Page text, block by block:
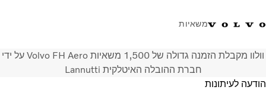
משאיות
טלפון: 077-9978867 ווטסאפהתחבר לאזור אישי ישראל
וולוו מקבלת הזמנה גדולה של 1,500 משאיות Volvo FH Aero על ידי
חברת ההובלה האיטלקית Lannutti
הודעה לעיתונות